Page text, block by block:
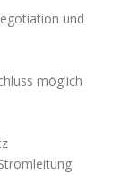
und
möglich